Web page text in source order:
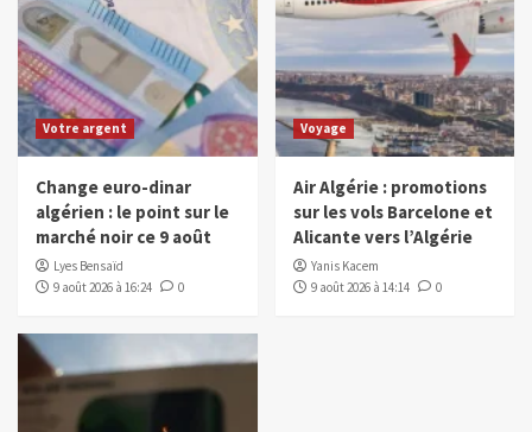
Votre argent
Change euro-dinar
algérien : le point sur le
marché noir ce 9 août
Lyes Bensaïd
9 août 2026 à 16:24
0
Voyage
Air Algérie : promotions
sur les vols Barcelone et
Alicante vers l’Algérie
Yanis Kacem
9 août 2026 à 14:14
0